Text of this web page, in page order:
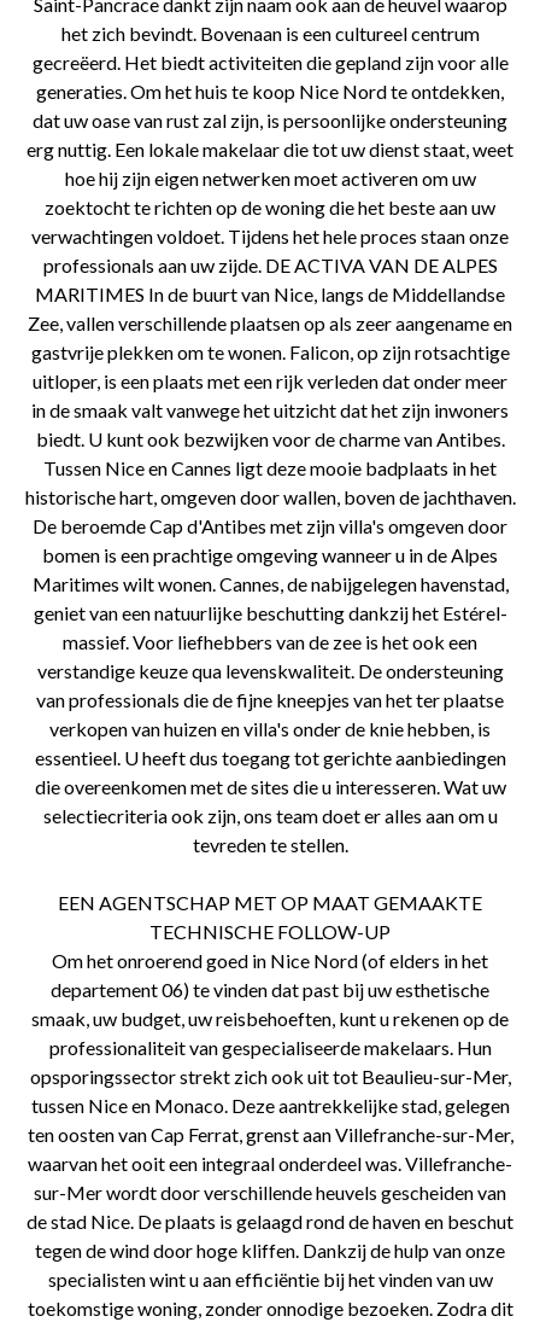
Saint-Pancrace dankt zijn naam ook aan de heuvel waarop
het zich bevindt. Bovenaan is een cultureel centrum
gecreëerd. Het biedt activiteiten die gepland zijn voor alle
generaties. Om het huis te koop Nice Nord te ontdekken,
dat uw oase van rust zal zijn, is persoonlijke ondersteuning
erg nuttig. Een lokale makelaar die tot uw dienst staat, weet
hoe hij zijn eigen netwerken moet activeren om uw
zoektocht te richten op de woning die het beste aan uw
verwachtingen voldoet. Tijdens het hele proces staan ​​onze
professionals aan uw zijde. DE ACTIVA VAN DE ALPES
MARITIMES In de buurt van Nice, langs de Middellandse
Zee, vallen verschillende plaatsen op als zeer aangename en
gastvrije plekken om te wonen. Falicon, op zijn rotsachtige
uitloper, is een plaats met een rijk verleden dat onder meer
in de smaak valt vanwege het uitzicht dat het zijn inwoners
biedt. U kunt ook bezwijken voor de charme van Antibes.
Tussen Nice en Cannes ligt deze mooie badplaats in het
historische hart, omgeven door wallen, boven de jachthaven.
De beroemde Cap d'Antibes met zijn villa's omgeven door
bomen is een prachtige omgeving wanneer u in de Alpes
Maritimes wilt wonen. Cannes, de nabijgelegen havenstad,
geniet van een natuurlijke beschutting dankzij het Estérel-
massief. Voor liefhebbers van de zee is het ook een
verstandige keuze qua levenskwaliteit. De ondersteuning
van professionals die de fijne kneepjes van het ter plaatse
verkopen van huizen en villa's onder de knie hebben, is
essentieel. U heeft dus toegang tot gerichte aanbiedingen
die overeenkomen met de sites die u interesseren. Wat uw
selectiecriteria ook zijn, ons team doet er alles aan om u
tevreden te stellen.
EEN AGENTSCHAP MET OP MAAT GEMAAKTE
TECHNISCHE FOLLOW-UP
Om het onroerend goed in Nice Nord (of elders in het
departement 06) te vinden dat past bij uw esthetische
smaak, uw budget, uw reisbehoeften, kunt u rekenen op de
professionaliteit van gespecialiseerde makelaars. Hun
opsporingssector strekt zich ook uit tot Beaulieu-sur-Mer,
tussen Nice en Monaco. Deze aantrekkelijke stad, gelegen
ten oosten van Cap Ferrat, grenst aan Villefranche-sur-Mer,
waarvan het ooit een integraal onderdeel was. Villefranche-
sur-Mer wordt door verschillende heuvels gescheiden van
de stad Nice. De plaats is gelaagd rond de haven en beschut
tegen de wind door hoge kliffen. Dankzij de hulp van onze
specialisten wint u aan efficiëntie bij het vinden van uw
toekomstige woning, zonder onnodige bezoeken. Zodra dit